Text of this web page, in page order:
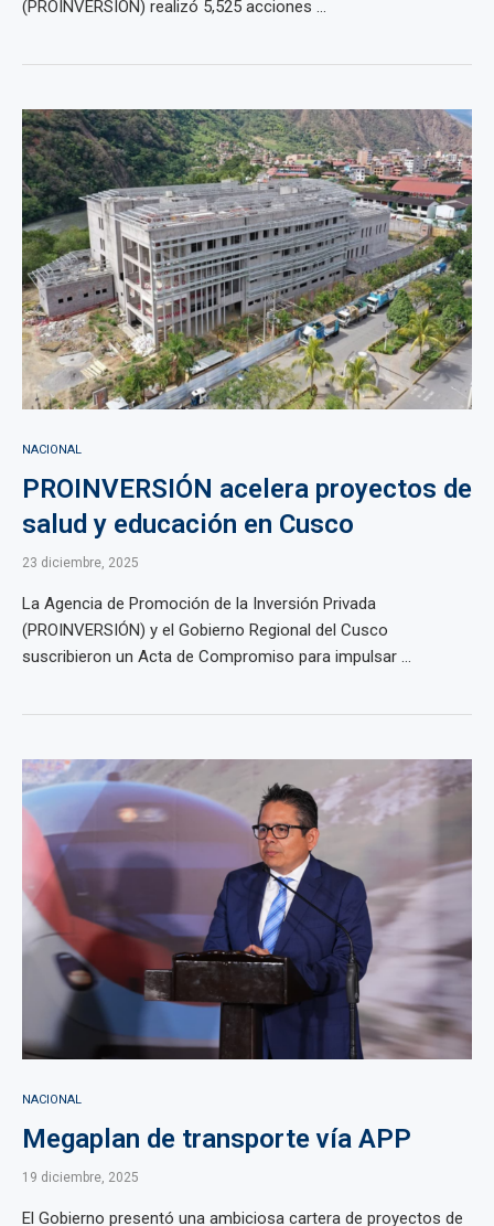
(PROINVERSIÓN) realizó 5,525 acciones ...
NACIONAL
PROINVERSIÓN acelera proyectos de
salud y educación en Cusco
23 diciembre, 2025
La Agencia de Promoción de la Inversión Privada
(PROINVERSIÓN) y el Gobierno Regional del Cusco
suscribieron un Acta de Compromiso para impulsar ...
NACIONAL
Megaplan de transporte vía APP
19 diciembre, 2025
El Gobierno presentó una ambiciosa cartera de proyectos de